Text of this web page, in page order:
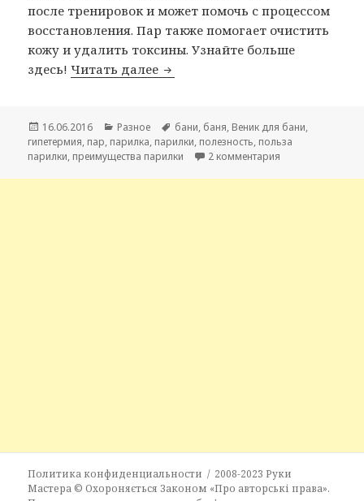
после тренировок и может помочь с процессом
восстановления. Пар также помогает очистить
кожу и удалить токсины. Узнайте больше
здесь!Читать далее Баня. Все ли вы знаете о
Опубликовано
16.06.2016 Рубрики
Разное Метки
бани, баня, Веник для бани,
гипетермия, пар, парилка, парилки, полезность, польза
парилки, преимущества парилки 2 комментария
Политика конфиденциальности 2008-2023Руки
Мастера © Охороняється Законом «Про авторські права».